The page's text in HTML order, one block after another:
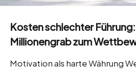
Kosten schlechter
Millionengrab zum
Motivation als harte Währung